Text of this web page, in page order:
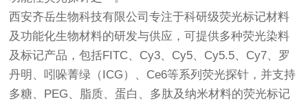
西安齐岳生物科技有限公司专注于科研级荧光标记材料
及功能化生物材料的研发与供应，可提供多种荧光染料
及标记产品，包括FITC、Cy3、Cy5、Cy5.5、Cy7、罗
丹明、吲哚菁绿（ICG）、Ce6等系列荧光探针，并支持
多糖、PEG、脂质、蛋白、多肽及纳米材料的荧光标记